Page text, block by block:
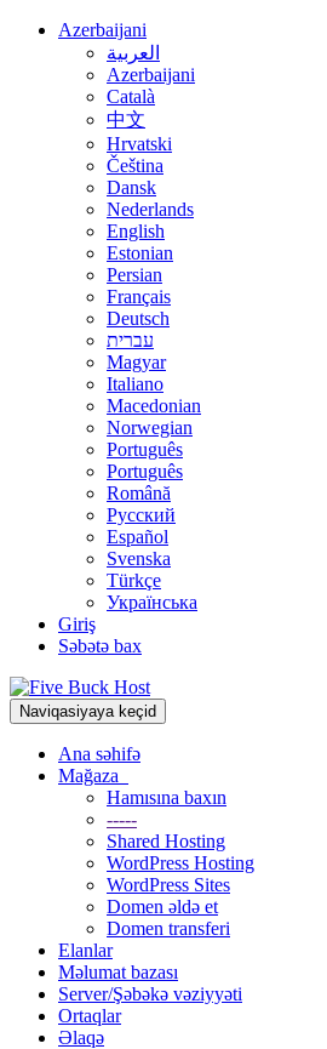
Azerbaijani
العربية
Azerbaijani
Català
中文
Hrvatski
Čeština
Dansk
Nederlands
English
Estonian
Persian
Français
Deutsch
עברית
Magyar
Italiano
Macedonian
Norwegian
Português
Português
Română
Русский
Español
Svenska
Türkçe
Українська
Giriş
Səbətə bax
Naviqasiyaya keçid
Ana səhifə
Mağaza
Hamısına baxın
-----
Shared Hosting
WordPress Hosting
WordPress Sites
Domen əldə et
Domen transferi
Elanlar
Məlumat bazası
Server/Şəbəkə vəziyyəti
Ortaqlar
Əlaqə